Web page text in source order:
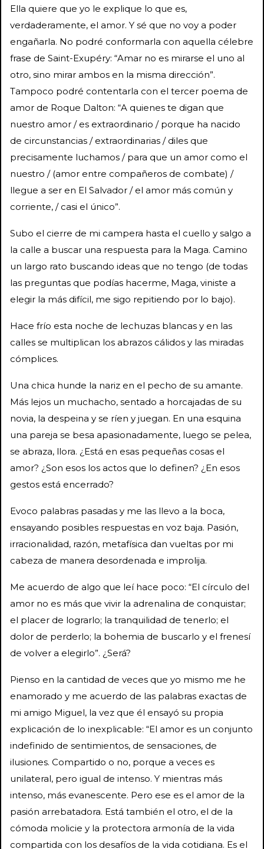
Ella quiere que yo le explique lo que es,
verdaderamente, el amor. Y sé que no voy a poder
engañarla. No podré conformarla con aquella célebre
frase de Saint-Exupéry: “Amar no es mirarse el uno al
otro, sino mirar ambos en la misma dirección”.
Tampoco podré contentarla con el tercer poema de
amor de Roque Dalton: “A quienes te digan que
nuestro amor / es extraordinario / porque ha nacido
de circunstancias / extraordinarias / diles que
precisamente luchamos / para que un amor como el
nuestro / (amor entre compañeros de combate) /
llegue a ser en El Salvador / el amor más común y
corriente, / casi el único”.
Subo el cierre de mi campera hasta el cuello y salgo a
la calle a buscar una respuesta para la Maga. Camino
un largo rato buscando ideas que no tengo (de todas
las preguntas que podías hacerme, Maga, viniste a
elegir la más difícil, me sigo repitiendo por lo bajo).
Hace frío esta noche de lechuzas blancas y en las
calles se multiplican los abrazos cálidos y las miradas
cómplices.
Una chica hunde la nariz en el pecho de su amante.
Más lejos un muchacho, sentado a horcajadas de su
novia, la despeina y se ríen y juegan. En una esquina
una pareja se besa apasionadamente, luego se pelea,
se abraza, llora. ¿Está en esas pequeñas cosas el
amor? ¿Son esos los actos que lo definen? ¿En esos
gestos está encerrado?
Evoco palabras pasadas y me las llevo a la boca,
ensayando posibles respuestas en voz baja. Pasión,
irracionalidad, razón, metafísica dan vueltas por mi
cabeza de manera desordenada e improlija.
Me acuerdo de algo que leí hace poco: “El círculo del
amor no es más que vivir la adrenalina de conquistar;
el placer de lograrlo; la tranquilidad de tenerlo; el
dolor de perderlo; la bohemia de buscarlo y el frenesí
de volver a elegirlo”. ¿Será?
Pienso en la cantidad de veces que yo mismo me he
enamorado y me acuerdo de las palabras exactas de
mi amigo Miguel, la vez que él ensayó su propia
explicación de lo inexplicable: “El amor es un conjunto
indefinido de sentimientos, de sensaciones, de
ilusiones. Compartido o no, porque a veces es
unilateral, pero igual de intenso. Y mientras más
intenso, más evanescente. Pero ese es el amor de la
pasión arrebatadora. Está también el otro, el de la
cómoda molicie y la protectora armonía de la vida
compartida con los desafíos de la vida cotidiana. Es el